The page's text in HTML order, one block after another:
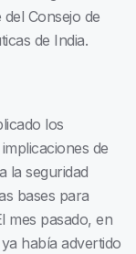
Consejo de
de India.
los
de
la seguridad
bases para
mes pasado, en
había advertido